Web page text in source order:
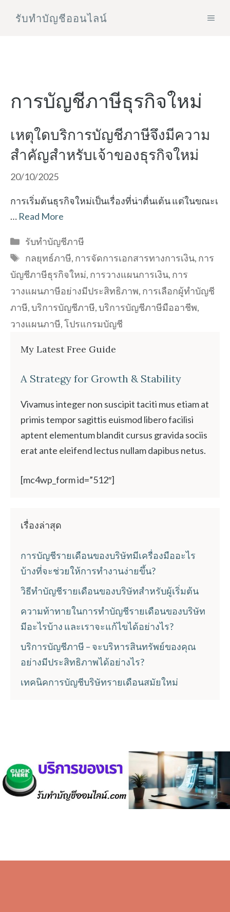
รับทําบัญชีออนไลน์
การบัญชีภาษีธุรกิจใหม่
เหตุใดบริการบัญชีภาษีจึงมีความ
สำคัญสำหรับเจ้าของธุรกิจใหม่
20/10/2025
การเริ่มต้นธุรกิจใหม่เป็นเรื่องที่น่าตื่นเต้น แต่ในขณะเ
… Read More
Categories
รับทำบัญชีภาษี
Tags
กลยุทธ์ภาษี, การจัดการเอกสารทางการเงิน, การ
บัญชีภาษีธุรกิจใหม่, การวางแผนการเงิน, การ
วางแผนภาษีอย่างมีประสิทธิภาพ, การเลือกผู้ทำบัญชี
ภาษี,บริการบัญชีภาษี,บริการบัญชีภาษีมืออาชีพ,
วางแผนภาษี,โปรแกรมบัญชี
My Latest Free Guide
A Strategy for Growth & Stability
Vivamus integer non suscipit taciti mus etiam at
primis tempor sagittis euismod libero facilisi
aptent elementum blandit cursus gravida sociis
erat ante eleifend lectus nullam dapibus netus.
[mc4wp_form id=”512″]
เรื่องล่าสุด
การบัญชีรายเดือนของบริษัทมีเครื่องมืออะไร
บ้างที่จะช่วยให้การทำงานง่ายขึ้น?
วิธีทำบัญชีรายเดือนของบริษัทสำหรับผู้เริ่มต้น
ความท้าทายในการทำบัญชีรายเดือนของบริษัท
มีอะไรบ้าง และเราจะแก้ไขได้อย่างไร?
บริการบัญชีภาษี – จะบริหารสินทรัพย์ของคุณ
อย่างมีประสิทธิภาพได้อย่างไร?
เทคนิคการบัญชีบริษัทรายเดือนสมัยใหม่